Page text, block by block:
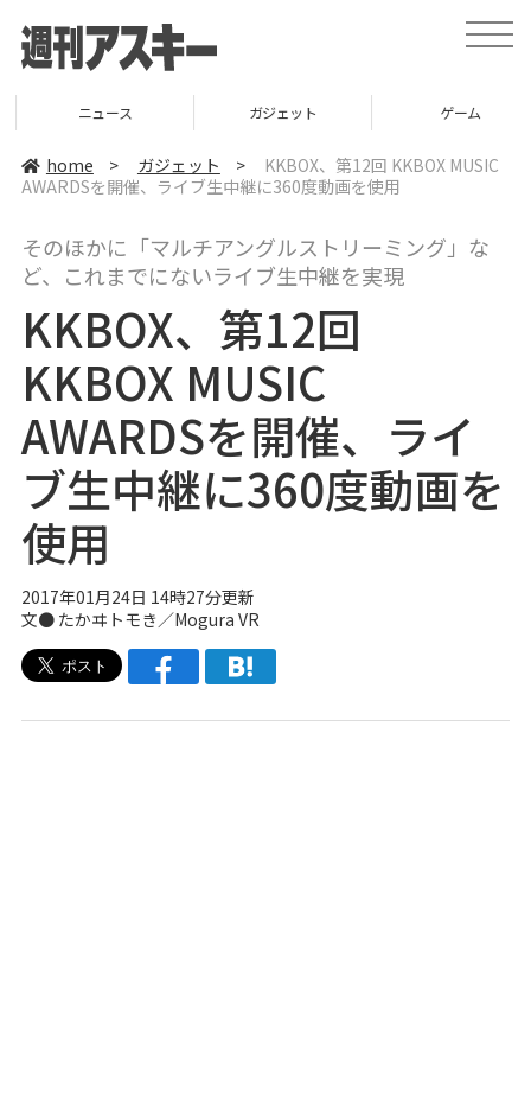
t
o
v
t
ニュース ガジェット ゲーム
home > ガジェット >
KKBOX、第12回 KKBOX MUSIC
AWARDSを開催、ライブ生中継に360度動画を使用
そのほかに「マルチアングルストリーミング」な
ど、これまでにないライブ生中継を実現
KKBOX、第12回
KKBOX MUSIC
AWARDSを開催、ライ
ブ生中継に360度動画を
使用
2017年01月24日 14時27分更新
文● たかヰトモき／Mogura VR